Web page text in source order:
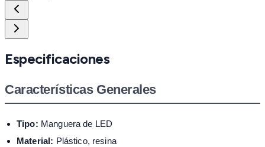
Especificaciones
Características Generales
Tipo: Manguera de LED
Material: Plástico, resina